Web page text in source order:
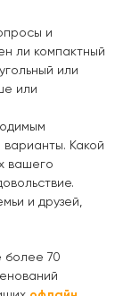
и
ли компактный
или
или
Какой
вашего
и друзей,
более 70